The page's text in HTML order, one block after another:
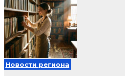
Новости региона